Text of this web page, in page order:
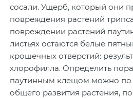
сосали. Ущерб, который они
повреждения растений
повреждении растений
листьях остаются белые
крошечных отверстий:
хлорофилла. Определить
паутинным клещом можно
общего развития растения,